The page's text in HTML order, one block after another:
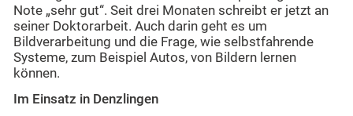
Note „sehr gut“. Seit drei Monaten schreibt er jetzt an
seiner Doktorarbeit. Auch darin geht es um
Bildverarbeitung und die Frage, wie selbstfahrende
Systeme, zum Beispiel Autos, von Bildern lernen
können.
Im Einsatz in Denzlingen